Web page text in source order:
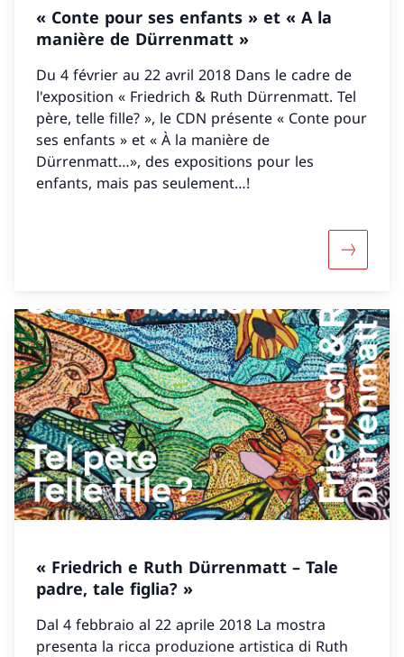
« Conte pour ses enfants » et « A la
manière de Dürrenmatt »
Du 4 février au 22 avril 2018 Dans le cadre de
l'exposition « Friedrich & Ruth Dürrenmatt. Tel
père, telle fille? », le CDN présente « Conte pour
ses enfants » et « À la manière de
Dürrenmatt…», des expositions pour les
enfants, mais pas seulement…!
« Friedrich e Ruth Dürrenmatt – Tale
padre, tale figlia? »
Dal 4 febbraio al 22 aprile 2018 La mostra
presenta la ricca produzione artistica di Ruth